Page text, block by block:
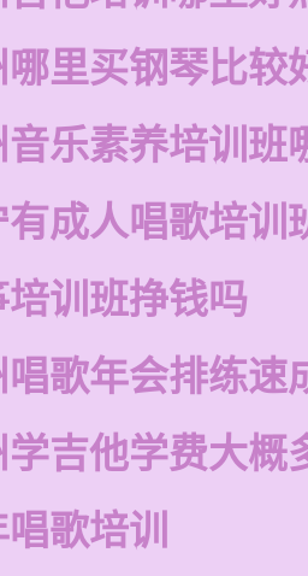
里买钢琴比较
乐素养培训班
有成人唱歌培训
培训班挣钱吗
歌年会排练速
吉他学费大概
歌培训